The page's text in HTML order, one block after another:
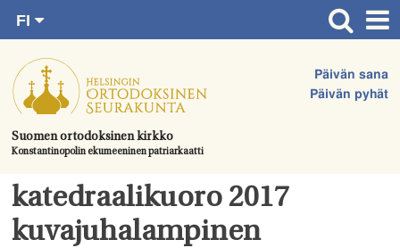
suoraan
sisältöön.
Suomen ortodoksinen kirkko
Konstantinopolin ekumeeninen patriarkaatti
Päivän sana
Päivän pyhät
FI
SV
EN
UA
Etusivu
Ajankohtaista
Juhlat & toimitukset
Kirkot
Apua & tukea
katedraalikuoro 2017
kuvajuhalampinen